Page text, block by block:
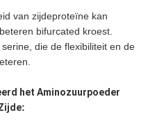
van zijdeproteïne kan
bifurcated kroest.
die de flexibiliteit en de
het Aminozuurpoeder
: